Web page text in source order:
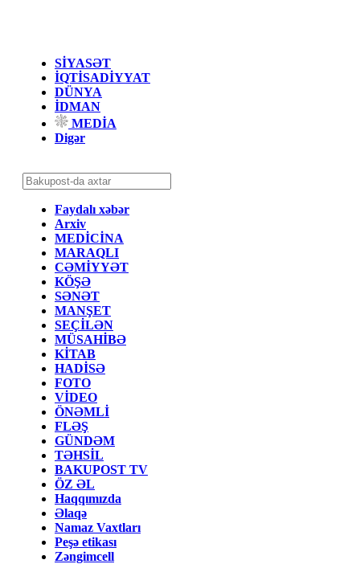
SİYASƏT
İQTİSADİYYAT
DÜNYA
İDMAN
MEDİA
Digər
Faydalı xəbər
Arxiv
MEDİCİNA
MARAQLI
CƏMİYYƏT
KÖŞƏ
SƏNƏT
MANŞET
SEÇİLƏN
MÜSAHİBƏ
KİTAB
HADİSƏ
FOTO
VİDEO
ÖNƏMLİ
FLƏŞ
GÜNDƏM
TƏHSİL
BAKUPOST TV
ÖZ ƏL
Haqqımızda
Əlaqə
Namaz Vaxtları
Peşə etikası
Zəngimcell